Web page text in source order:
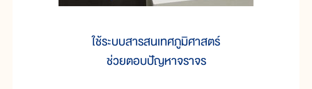
ใช้ระบบสารสนเทศภูมิศาสตร์
ช่วยตอบปัญหาจราจร